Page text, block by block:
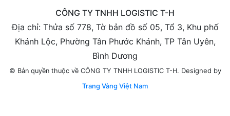
CÔNG TY TNHH LOGISTIC T-H
Địa chỉ: Thửa số 778, Tờ bản đồ số 05, Tổ 3, Khu phố
Khánh Lộc, Phường Tân Phước Khánh, TP Tân Uyên,
Bình Dương
© Bản quyền thuộc về CÔNG TY TNHH LOGISTIC T-H. Designed by
Trang Vàng Việt Nam